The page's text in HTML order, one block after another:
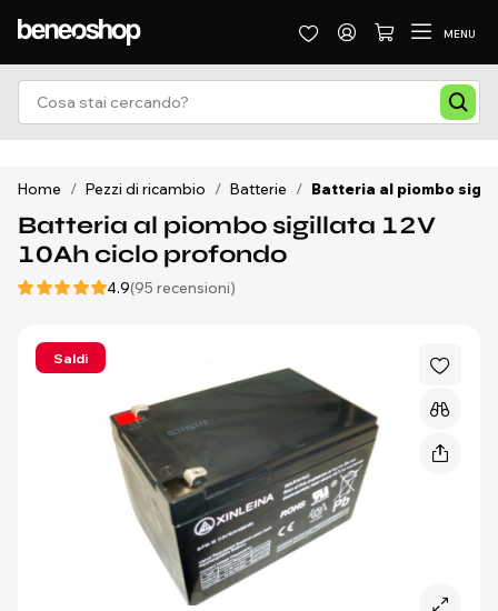
MENU
Home / Pezzi di ricambio / Batterie / Batteria al piombo
Batteria al piombo sigillata 12V
10Ah ciclo profondo
4.9(95 recensioni)
Saldi